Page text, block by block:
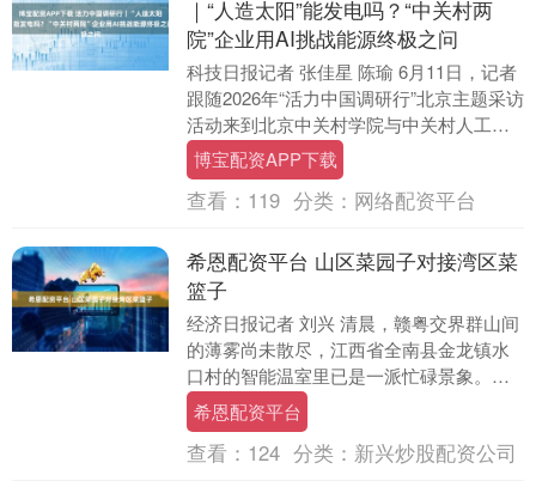
｜“人造太阳”能发电吗？“中关村两
院”企业用AI挑战能源终极之问
科技日报记者 张佳星 陈瑜 6月11日，记者
跟随2026年“活力中国调研行”北京主题采访
活动来到北京中关村学院与中关村人工智
能研究院（简称“中关村两院”），AI....
博宝配资APP下载
查看： 119 分类： 网络配资平台
希恩配资平台 山区菜园子对接湾区菜
篮子
经济日报记者 刘兴 清晨，赣粤交界群山间
的薄雾尚未散尽，江西省全南县金龙镇水
口村的智能温室里已是一派忙碌景象。菜
农程才明正和工友们忙着采收菜心。几个
小时后，这些....
希恩配资平台
查看： 124 分类： 新兴炒股配资公司